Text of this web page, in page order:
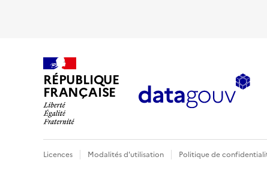
RÉPUBLIQUE
FRANÇAISE
Licences Modalités d'utilisation Politique de